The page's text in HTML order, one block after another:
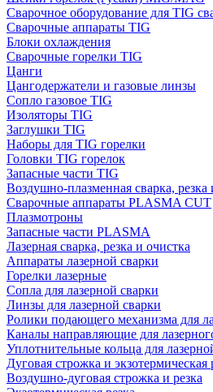
Сварочное оборудование для TIG
Сварочные аппараты TIG
Блоки охлаждения
Сварочные горелки TIG
Цанги
Цангодержатели и газовые линзы
Сопло газовое TIG
Изоляторы TIG
Заглушки TIG
Наборы для TIG горелки
Головки TIG горелок
Запасные части TIG
Воздушно-плазменная сварка, резка
Сварочные аппараты PLASMA CUT
Плазмотроны
Запасные части PLASMA
Лазерная сварка, резка и очистка
Аппараты лазерной сварки
Горелки лазерные
Сопла для лазерной сварки
Линзы для лазерной сварки
Ролики подающего механизма для
Каналы направляющие для
Уплотнительные кольца для
Дуговая строжка и экзотермическая
Воздушно-дуговая строжка и резка